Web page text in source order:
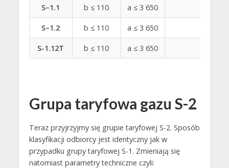
S–1.1 b ≤ 110 a ≤ 3 650
S–1.2 b ≤ 110 a ≤ 3 650
S-1.12T b ≤ 110 a ≤ 3 650
Grupa taryfowa gazu S-2
Teraz przyjrzyjmy się grupie taryfowej S-2. Sposób
klasyfikacji odbiorcy jest identyczny jak w
przypadku grupy taryfowej S-1. Zmieniają się
natomiast parametry techniczne czyli: